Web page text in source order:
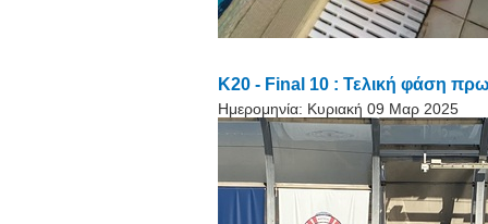
Κ20 - Final 10 : Τελική φάση
Ημερομηνία: Κυριακή 09 Μαρ 2025